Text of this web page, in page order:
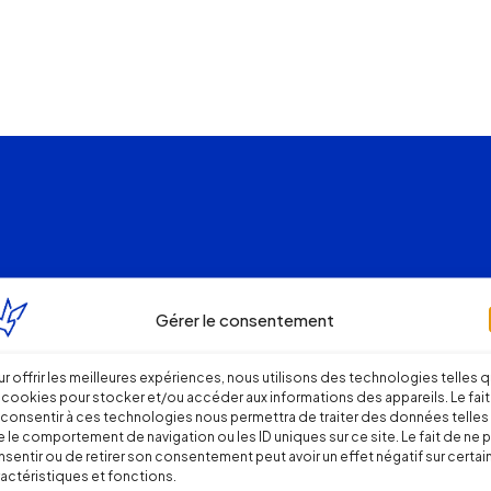
Gérer le consentement
offrir les meilleures expériences, nous utilisons des technologies telles
cookies pour stocker et/ou accéder aux informations des appareils. Le fait
à ces technologies nous permettra de traiter des données telles
le comportement de navigation ou les ID uniques sur ce site. Le fait de ne
ou de retirer son consentement peut avoir un effet négatif sur
et fonctions.